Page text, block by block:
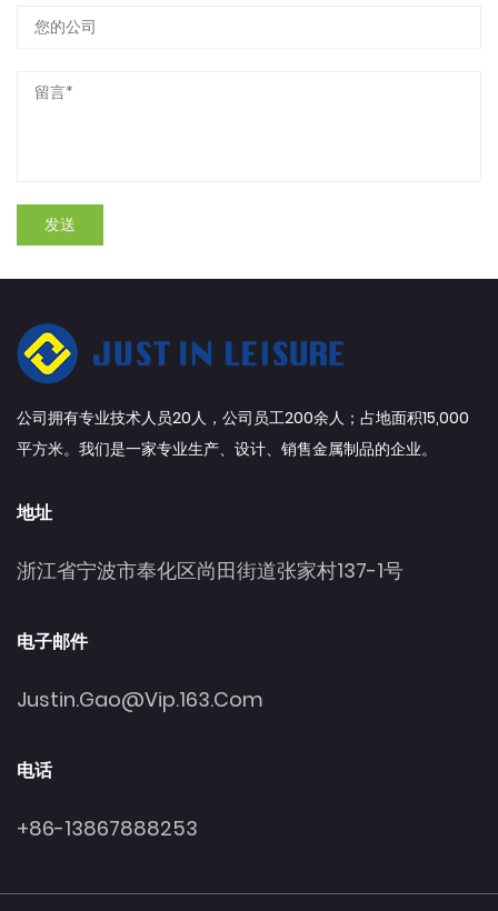
公司拥有专业技术人员20人，公司员工200余人；占地面积15,000
平方米。我们是一家专业生产、设计、销售金属制品的企业。
地址
浙江省宁波市奉化区尚田街道张家村137-1号
电子邮件
Justin.gao@vip.163.com
电话
+86-13867888253